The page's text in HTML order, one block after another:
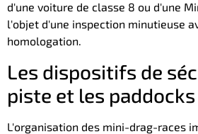
d'une voiture de classe 8 ou d'une
l'objet d'une inspection minutieuse
homologation.
Les dispositifs de
piste et les paddocks
L'organisation des mini-drag-races